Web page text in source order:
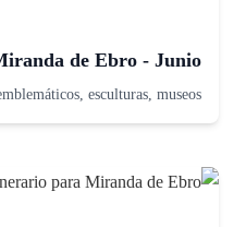
de Ebro - Junio
esculturas, museos